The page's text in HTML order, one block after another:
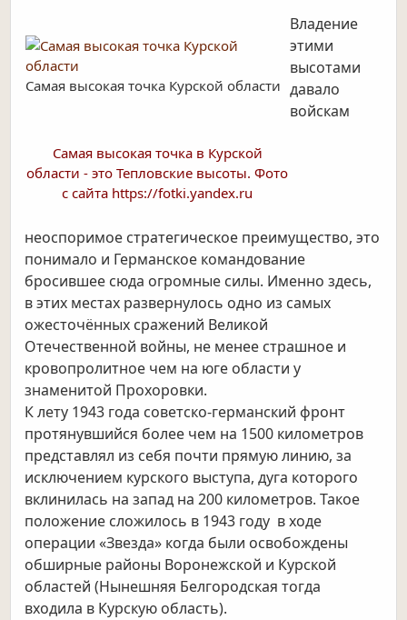
Самая высокая точка Курской области
Самая высокая точка в Курской
области - это Тепловские высоты. Фото
с сайта https://fotki.yandex.ru
Владение
этими
высотами
давало
войскам
неоспоримое стратегическое преимущество, это
понимало и Германское командование
бросившее сюда огромные силы. Именно здесь,
в этих местах развернулось одно из самых
ожесточённых сражений Великой
Отечественной войны, не менее страшное и
кровопролитное чем на юге области у
знаменитой Прохоровки.
К лету 1943 года советско-германский фронт
протянувшийся более чем на 1500 километров
представлял из себя почти прямую линию, за
исключением курского выступа, дуга которого
вклинилась на запад на 200 километров. Такое
положение сложилось в 1943 году в ходе
операции «Звезда» когда были освобождены
обширные районы Воронежской и Курской
областей (Нынешняя Белгородская тогда
входила в Курскую область).